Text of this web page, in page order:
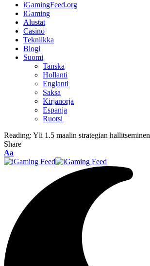
iGamingFeed.org
iGaming
Alustat
Casino
Tekniikka
Blogi
Suomi
Tanska
Hollanti
Englanti
Saksa
Kirjanorja
Espanja
Ruotsi
Reading: Yli 1.5 maalin strategian hallitseminen
Share
Aa